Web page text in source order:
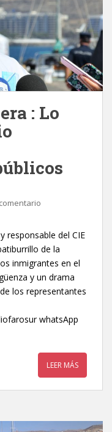
: Lo
responsable del CIE
de la
inmigrantes en el
y un drama
los representantes
whatsApp
LEER MÁS